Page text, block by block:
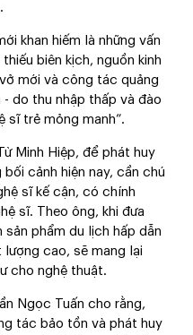
khan hiếm là những vấn
biên kịch, nguồn kinh
mới và công tác quảng
- do thu nhập thấp và đào
sĩ trẻ mỏng manh”.
Minh Hiệp, để phát huy
cảnh hiện nay, cần chú
sĩ kế cận, có chính
sĩ. Theo ông, khi đưa
phẩm du lịch hấp dẫn
cao, sẽ mang lại
cho nghệ thuật.
Ngọc Tuấn cho rằng,
tác bảo tồn và phát huy